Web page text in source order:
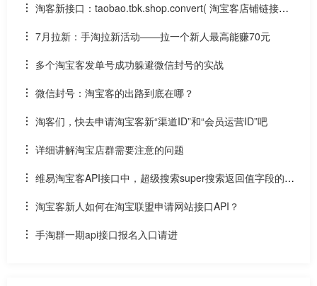
淘客新接口：taobao.tbk.shop.convert( 淘宝客店铺链接转
换 )接口怎么用？
7月拉新：手淘拉新活动——拉一个新人最高能赚70元
多个淘宝客发单号成功躲避微信封号的实战
微信封号：淘宝客的出路到底在哪？
淘客们，快去申请淘宝客新“渠道ID”和“会员运营ID”吧
详细讲解淘宝店群需要注意的问题
维易淘宝客API接口中，超级搜索super搜索返回值字段的含
义 淘宝客新人如何在淘宝联盟申请网站接口API？
手淘群一期api接口报名入口请进